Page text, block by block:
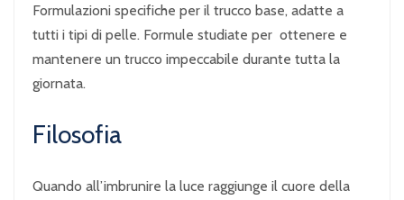
Formulazioni specifiche per il trucco base, adatte a
tutti i tipi di pelle. Formule studiate per ottenere e
mantenere un trucco impeccabile durante tutta la
giornata.
Filosofia
Quando all’imbrunire la luce raggiunge il cuore della